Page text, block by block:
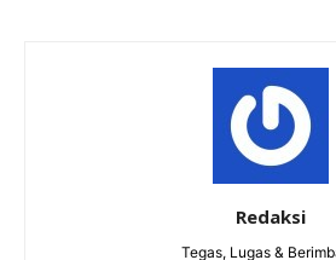
Redaksi
Tegas, Lugas &